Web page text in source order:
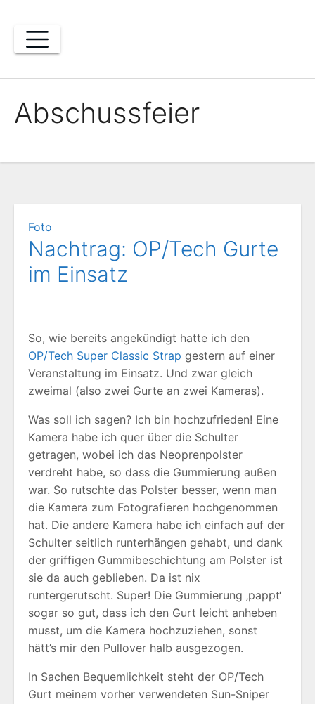
springen
Abschussfeier
Foto
Nachtrag: OP/Tech Gurte
im Einsatz
So, wie bereits angekündigt hatte ich den
OP/Tech Super Classic Strap gestern auf einer
Veranstaltung im Einsatz. Und zwar gleich
zweimal (also zwei Gurte an zwei Kameras).
Was soll ich sagen? Ich bin hochzufrieden! Eine
Kamera habe ich quer über die Schulter
getragen, wobei ich das Neoprenpolster
verdreht habe, so dass die Gummierung außen
war. So rutschte das Polster besser, wenn man
die Kamera zum Fotografieren hochgenommen
hat. Die andere Kamera habe ich einfach auf der
Schulter seitlich runterhängen gehabt, und dank
der griffigen Gummibeschichtung am Polster ist
sie da auch geblieben. Da ist nix
runtergerutscht. Super! Die Gummierung ‚pappt‘
sogar so gut, dass ich den Gurt leicht anheben
musst, um die Kamera hochzuziehen, sonst
hätt’s mir den Pullover halb ausgezogen.
In Sachen Bequemlichkeit steht der OP/Tech
Gurt meinem vorher verwendeten Sun-Sniper